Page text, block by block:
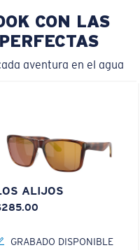
CON LAS
aventura en el agua
ALIJOS
GRABADO DISPONIBLE